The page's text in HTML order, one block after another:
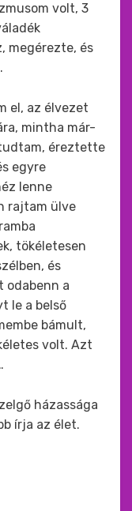
volt, 3
megérezte, és
el, az élvezet
mintha már-
éreztette
egyre
lenne
rajtam ülve
tökéletesen
és
odabenn a
le a belső
bámult,
volt. Azt
házassága
írja az élet.